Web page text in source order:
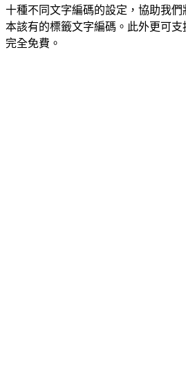
十種不同文字編碼的設定，協助我們
本該有的標籤文字編碼。此外更可支
完全免費。